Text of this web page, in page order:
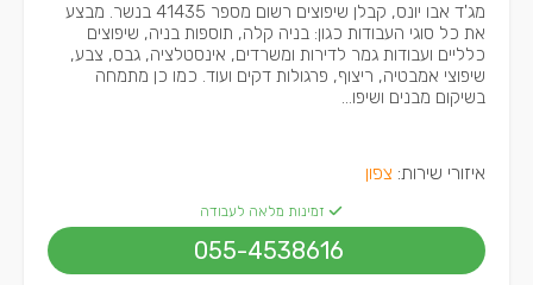
מג'ד אבו יונס, קבלן שיפוצים רשום מספר 41435 בנשר. מבצע
את כל סוגי העבודות כגון: בניה קלה, תוספות בניה, שיפוצים
כלליים ועבודות גמר לדירות ומשרדים, אינסטלציה, גבס, צבע,
שיפוצי אמבטיה, ריצוף, פרגולות דקים ועוד. כמו כן מתמחה
בשיקום מבנים ושיפו...
איזורי שירות: צפון
זמינות מלאה לעבודה
055-4538616